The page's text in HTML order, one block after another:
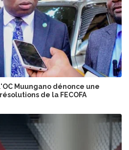
Muungano dénonce une
de la FECOFA